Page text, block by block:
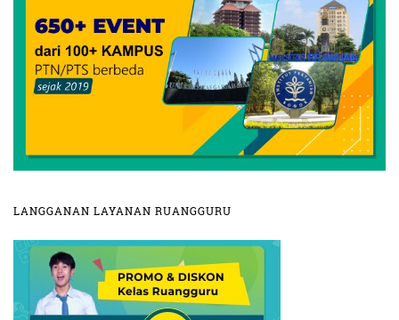
LANGGANAN LAYANAN RUANGGURU